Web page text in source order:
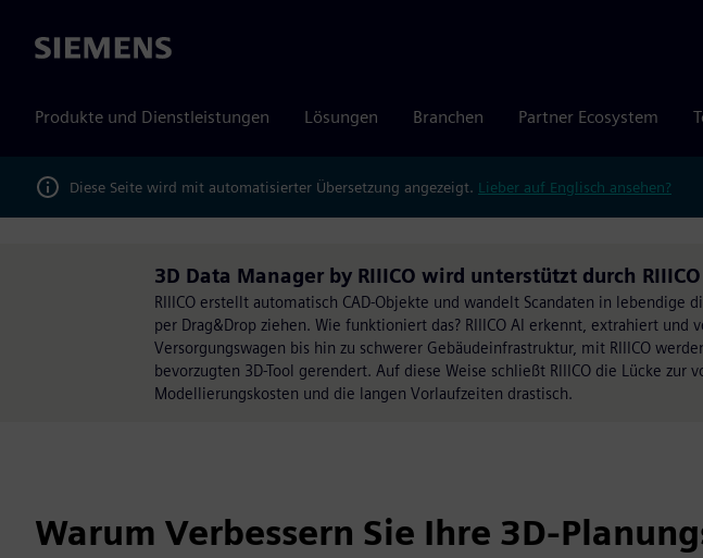
Siemens
Produkte und Dienstleistungen Lösungen Branchen Partner Ecosystem
Diese Seite wird mit automatisierter Übersetzung angezeigt. Lieber auf Englisch ansehen?
3D Data Manager by RIIICO wird unterstützt durch RIIICO
RIIICO erstellt automatisch CAD-Objekte und wandelt Scandaten in
per Drag&Drop ziehen. Wie funktioniert das? RIIICO AI erkennt, extrahiert und
Versorgungswagen bis hin zu schwerer Gebäudeinfrastruktur, mit RIIICO
bevorzugten 3D-Tool gerendert. Auf diese Weise schließt RIIICO die Lücke
Modellierungskosten und die langen Vorlaufzeiten drastisch.
Warum Verbessern Sie Ihre 3D-